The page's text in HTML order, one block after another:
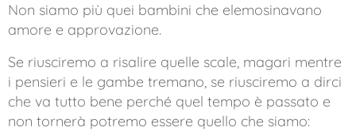
Non siamo più quei bambini che elemosinavano
amore e approvazione.
Se riusciremo a risalire quelle scale, magari mentre
i pensieri e le gambe tremano, se riusciremo a dirci
che va tutto bene perché quel tempo è passato e
non tornerà potremo essere quello che siamo: